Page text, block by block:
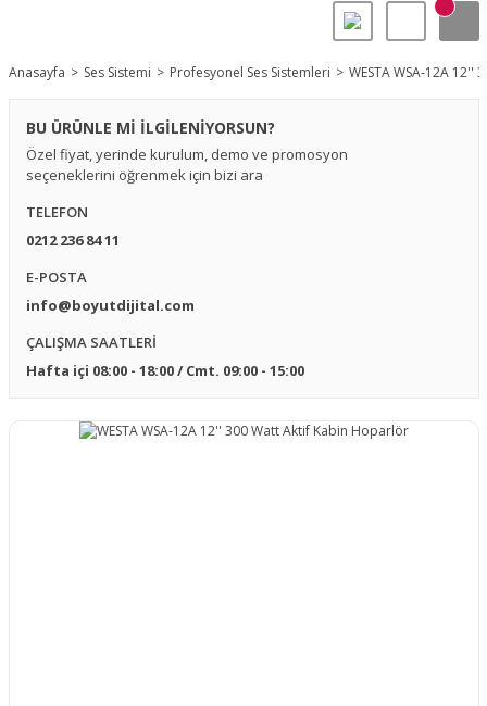
Anasayfa Ses Sistemi Profesyonel Ses Sistemleri WESTA WSA-12A
BU ÜRÜNLE Mİ İLGİLENİYORSUN?
Özel fiyat, yerinde kurulum, demo ve promosyon
seçeneklerini öğrenmek için bizi ara
TELEFON
0212 236 84 11
E-POSTA
info@boyutdijital.com
ÇALIŞMA SAATLERİ
Hafta içi 08:00 - 18:00 / Cmt. 09:00 - 15:00